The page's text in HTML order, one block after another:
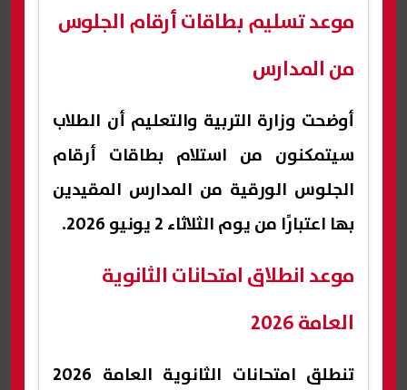
موعد تسليم بطاقات أرقام الجلوس
من المدارس
أوضحت وزارة التربية والتعليم أن الطلاب
سيتمكنون من استلام بطاقات أرقام
الجلوس الورقية من المدارس المقيدين
بها اعتبارًا من يوم الثلاثاء 2 يونيو 2026.
موعد انطلاق امتحانات الثانوية
العامة 2026
تنطلق امتحانات الثانوية العامة 2026